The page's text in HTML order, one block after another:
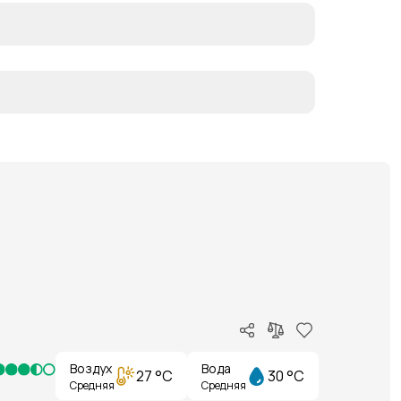
Воздух
Средняя 27 °C Вода
Средняя 30 °C